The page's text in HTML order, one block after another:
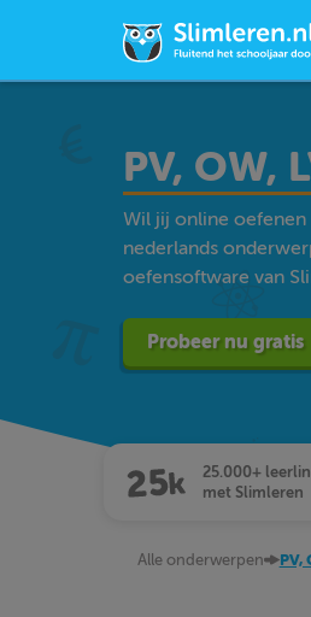
PV, OW,
Wil jij online oefenen
nederlands
oefensoftware van
Probeer nu gratis
25.000+
met Slimleren
Alle onderwerpen PV,